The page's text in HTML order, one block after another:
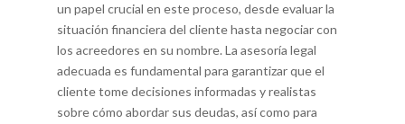
un papel crucial en este proceso, desde evaluar la
situación financiera del cliente hasta negociar con
los acreedores en su nombre. La asesoría legal
adecuada es fundamental para garantizar que el
cliente tome decisiones informadas y realistas
sobre cómo abordar sus deudas, así como para